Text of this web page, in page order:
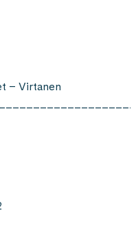
– Virtanen